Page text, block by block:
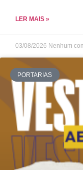
LER MAIS »
03/08/2026 Nenhum
PORTARIAS